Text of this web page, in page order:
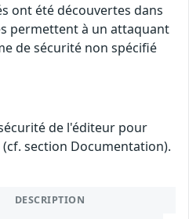
ont été découvertes dans
permettent à un attaquant
de sécurité non spécifié
de l'éditeur pour
section Documentation).
DESCRIPTION